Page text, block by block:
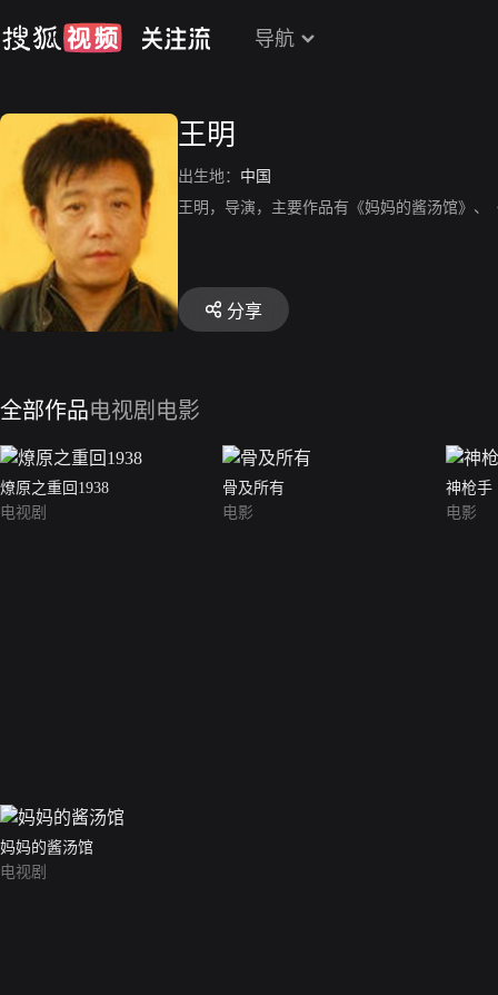
导航
王明
出生地： 中国
王明，导演，主要作品有《妈妈的酱汤馆》
分享
全部作品电视剧 电影
燎原之重回1938
电视剧
骨及所有
电影
神枪手
电影
妈妈的酱汤馆
电视剧